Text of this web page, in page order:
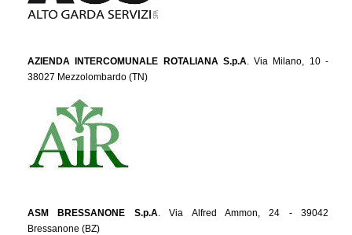
AZIENDA INTERCOMUNALE ROTALIANA S.p.A. Via Milano, 10 -
38027 Mezzolombardo (TN)
ASM BRESSANONE S.p.A. Via Alfred Ammon, 24 - 39042
Bressanone (BZ)